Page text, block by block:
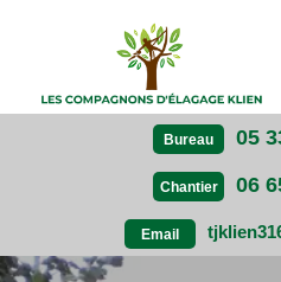
Bureau 05
Chantier 06
Email